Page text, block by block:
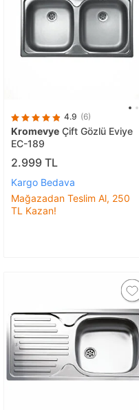
4.9 (6)
Kromevye Çift Gözlü Eviye
EC-189
2.999 TL
Kargo Bedava
Mağazadan Teslim Al, 250
TL Kazan!